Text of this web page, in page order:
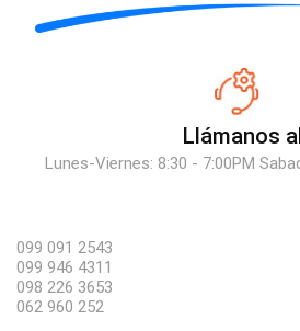
Llámanos
Lunes-Viernes: 8:30 - 7:00PM
099 091 2543
099 946 4311
098 226 3653
062 960 252